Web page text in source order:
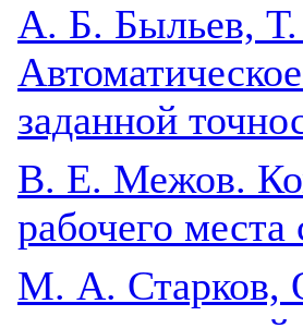
A. Б. Быльев,
заданной
B. Е. Межов.
рабочего
М. А. Старков,